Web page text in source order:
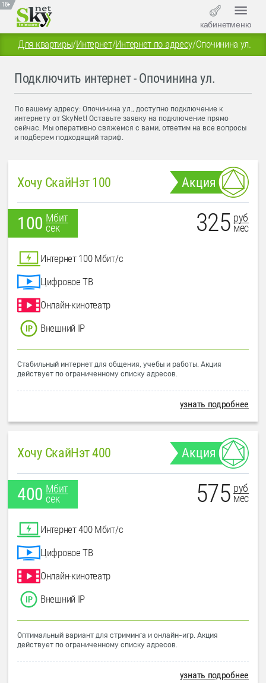
18+
кабинетменю
Для квартиры/Интернет/Интернет по адресу/Опочинина ул.
Подключить интернет - Опочинина ул.
По вашему адресу: Опочинина ул., доступно подключение к
интернету от SkyNet! Оставьте заявку на подключение прямо
сейчас. Мы оперативно свяжемся с вами, ответим на все вопросы
и подберем подходящий тариф.
Хочу СкайНэт 100 Акция
100 Мбит
сек
325 руб
мес
Интернет 100 Мбит/с
Цифровое ТВ
Онлайн-кинотеатр
Внешний IP
Стабильный интернет для общения, учебы и работы. Акция
действует по ограниченному списку адресов.
узнать подробнее
Хочу СкайНэт 400 Акция
400 Мбит
сек
575 руб
мес
Интернет 400 Мбит/с
Цифровое ТВ
Онлайн-кинотеатр
Внешний IP
Оптимальный вариант для стриминга и онлайн-игр. Акция
действует по ограниченному списку адресов.
узнать подробнее